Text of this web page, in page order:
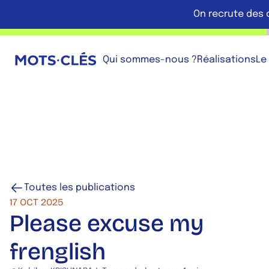
On recrute
Retour à l'accueil
Qui sommes-nous ?RéalisationsLe
Toutes les publications
17 OCT 2025
Please excuse my
frenglish